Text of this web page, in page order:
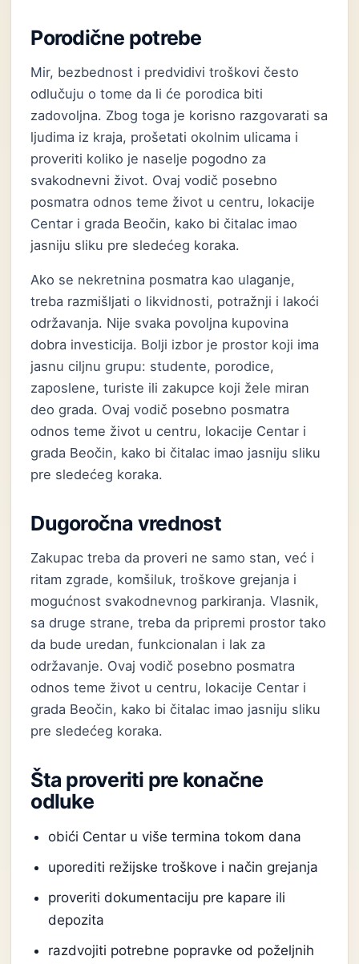
Porodične potrebe
Mir, bezbednost i predvidivi troškovi često
odlučuju o tome da li će porodica biti
zadovoljna. Zbog toga je korisno razgovarati sa
ljudima iz kraja, prošetati okolnim ulicama i
proveriti koliko je naselje pogodno za
svakodnevni život. Ovaj vodič posebno
posmatra odnos teme život u centru, lokacije
Centar i grada Beočin, kako bi čitalac imao
jasniju sliku pre sledećeg koraka.
Ako se nekretnina posmatra kao ulaganje,
treba razmišljati o likvidnosti, potražnji i lakoći
održavanja. Nije svaka povoljna kupovina
dobra investicija. Bolji izbor je prostor koji ima
jasnu ciljnu grupu: studente, porodice,
zaposlene, turiste ili zakupce koji žele miran
deo grada. Ovaj vodič posebno posmatra
odnos teme život u centru, lokacije Centar i
grada Beočin, kako bi čitalac imao jasniju sliku
pre sledećeg koraka.
Dugoročna vrednost
Zakupac treba da proveri ne samo stan, već i
ritam zgrade, komšiluk, troškove grejanja i
mogućnost svakodnevnog parkiranja. Vlasnik,
sa druge strane, treba da pripremi prostor tako
da bude uredan, funkcionalan i lak za
održavanje. Ovaj vodič posebno posmatra
odnos teme život u centru, lokacije Centar i
grada Beočin, kako bi čitalac imao jasniju sliku
pre sledećeg koraka.
Šta proveriti pre konačne
odluke
obići Centar u više termina tokom dana
uporediti režijske troškove i način grejanja
proveriti dokumentaciju pre kapare ili
depozita
razdvojiti potrebne popravke od poželjnih